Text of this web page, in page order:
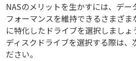
NASのメリットを生かすには、デ
フォーマンスを維持できるさまざま
に特化したドライブを選択しましょ
ディスクドライブを選択する際は、
ださい。